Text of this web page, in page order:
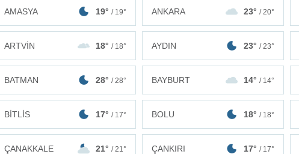
AMASYA 19° / 19° ANKARA 23° / 20°
ARTVİN 18° / 18° AYDIN 23° / 23°
BATMAN 28° / 28° BAYBURT 14° / 14°
BİTLİS 17° / 17° BOLU 18° / 18°
ÇANAKKALE 21° / 21° ÇANKIRI 17° / 17°